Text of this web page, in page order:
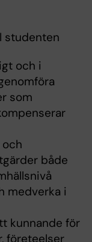
studenten
och i
som
både
medverka i
kunnande för
företeelser